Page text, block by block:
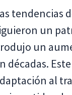
tendencias
un
un
décadas.
al